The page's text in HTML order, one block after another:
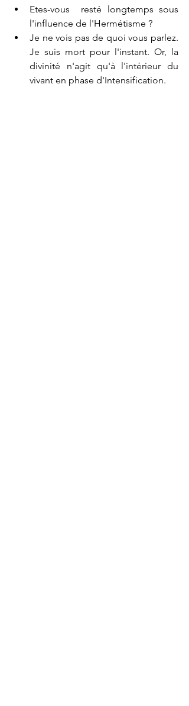
Etes-vous  resté longtemps sous
l'influence de l'Hermétisme ?
Je ne vois pas de quoi vous parlez.
Je suis mort pour l'instant. Or, la
divinité n'agit qu'à l'intérieur du
vivant en phase d'Intensification.